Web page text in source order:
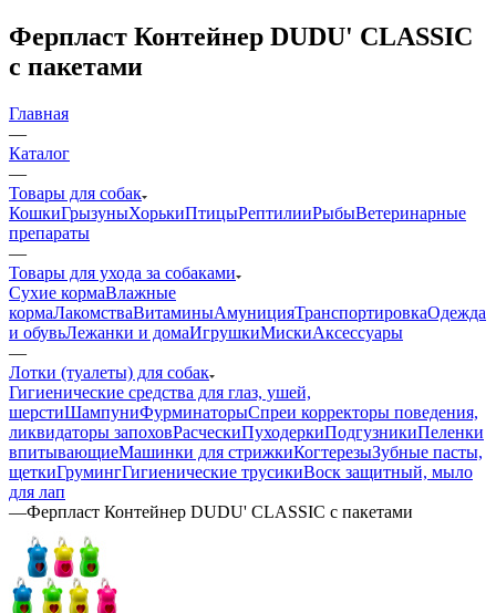
Ферпласт Контейнер DUDU' CLASSIC
с пакетами
Главная
—
Каталог
—
Товары для собак
КошкиГрызуныХорькиПтицыРептилииРыбыВетеринарные
препараты
—
Товары для ухода за собаками
Сухие кормаВлажные
кормаЛакомстваВитаминыАмуницияТранспортировкаОдежда
и обувьЛежанки и домаИгрушкиМискиАксессуары
—
Лотки (туалеты) для собак
Гигиенические средства для глаз, ушей,
шерстиШампуниФурминаторыСпреи корректоры поведения,
ликвидаторы запоховРасческиПуходеркиПодгузникиПеленки
впитывающиеМашинки для стрижкиКогтерезыЗубные пасты,
щеткиГрумингГигиенические трусикиВоск защитный, мыло
для лап
—Ферпласт Контейнер DUDU' CLASSIC с пакетами